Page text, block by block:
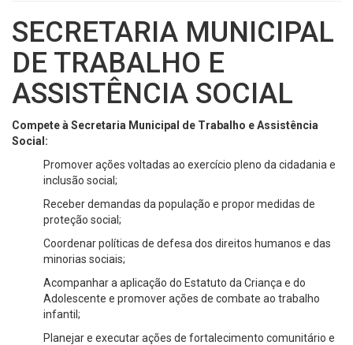
SECRETARIA MUNICIPAL
DE TRABALHO E
ASSISTÊNCIA SOCIAL
Compete à Secretaria Municipal de Trabalho e Assistência
Social:
Promover ações voltadas ao exercício pleno da cidadania e
inclusão social;
Receber demandas da população e propor medidas de
proteção social;
Coordenar políticas de defesa dos direitos humanos e das
minorias sociais;
Acompanhar a aplicação do Estatuto da Criança e do
Adolescente e promover ações de combate ao trabalho
infantil;
Planejar e executar ações de fortalecimento comunitário e